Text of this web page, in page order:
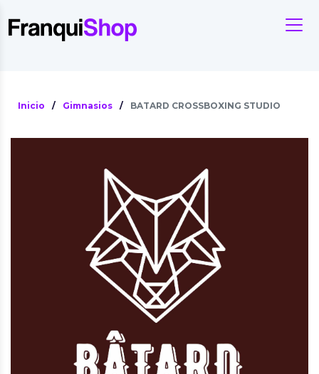
Inicio / Gimnasios / BATARD CROSSBOXING STUDIO